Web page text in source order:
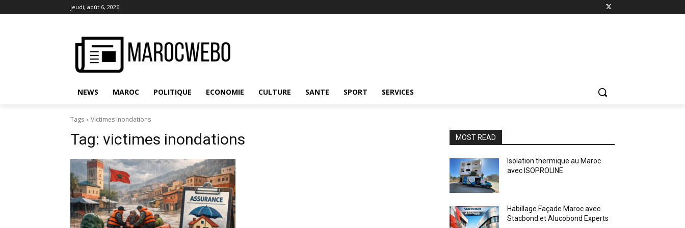
jeudi, août 6, 2026
NEWS MAROC POLITIQUE ECONOMIE CULTURE SANTE SPORT SERVICES
Tags Victimes inondations
Tag: victimes inondations MOST READ
Isolation thermique au Maroc
avec ISOPROLINE
Habillage Façade Maroc avec
Stacbond et Alucobond Experts